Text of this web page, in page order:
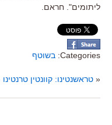
ליתומים". חראם.
Categories: בשוטף
« טראשנטינו: קוונטין